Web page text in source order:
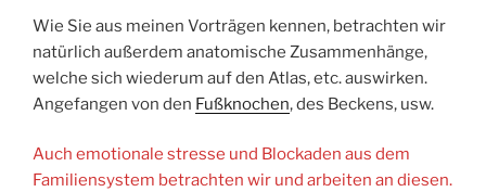
Wie Sie aus meinen Vorträgen kennen, betrachten wir
natürlich außerdem anatomische Zusammenhänge,
welche sich wiederum auf den Atlas, etc. auswirken.
Angefangen von den Fußknochen, des Beckens, usw.
Auch emotionale stresse und Blockaden aus dem
Familiensystem betrachten wir und arbeiten an diesen.